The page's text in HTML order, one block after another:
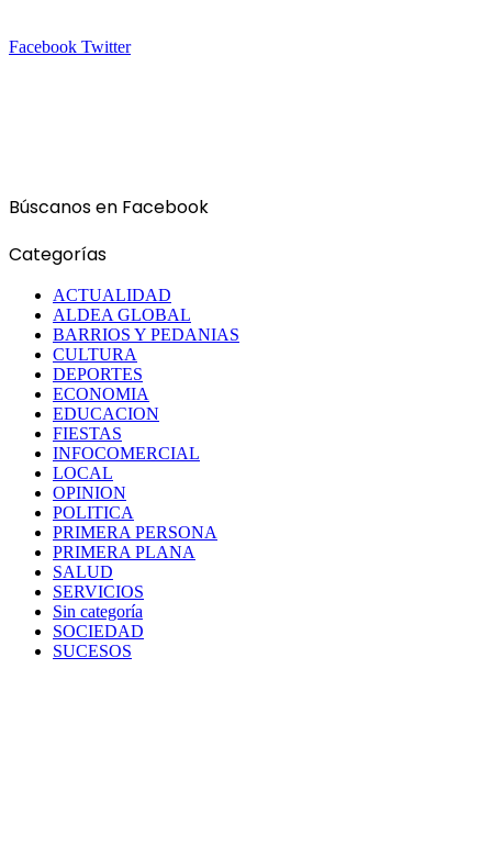
Facebook TwitterWhatsApp
Compartir
Imprimir
Búscanos en Facebook
Categorías
ACTUALIDAD
ALDEA GLOBAL
BARRIOS Y PEDANIAS
CULTURA
DEPORTES
ECONOMIA
EDUCACION
FIESTAS
INFOCOMERCIAL
LOCAL
OPINION
POLITICA
PRIMERA PERSONA
PRIMERA PLANA
SALUD
SERVICIOS
Sin categoría
SOCIEDAD
SUCESOS